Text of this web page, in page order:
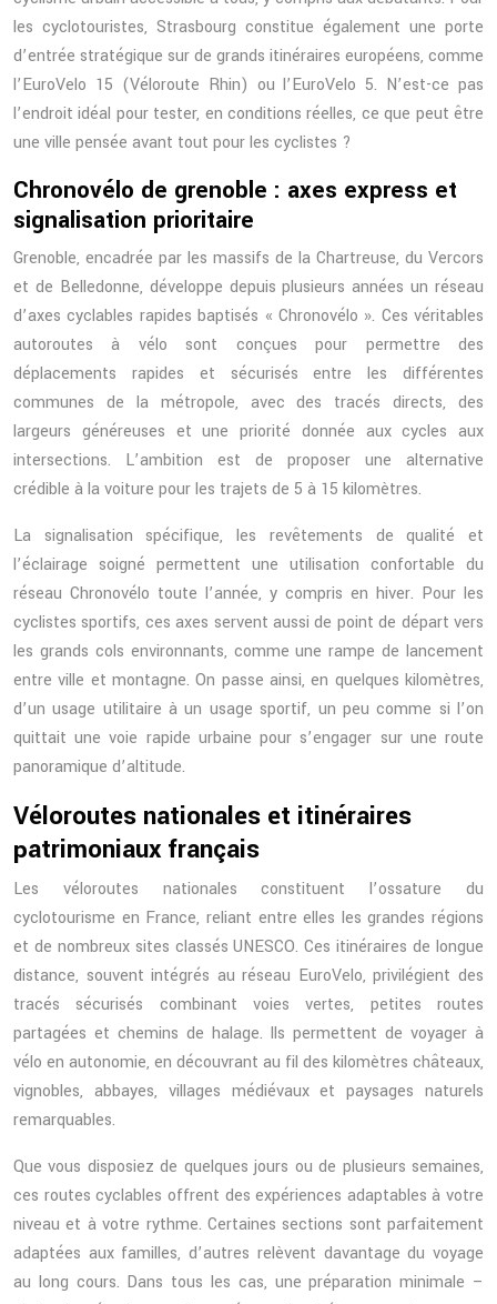
les cyclotouristes, Strasbourg constitue également une porte
d’entrée stratégique sur de grands itinéraires européens, comme
l’EuroVelo 15 (Véloroute Rhin) ou l’EuroVelo 5. N’est-ce pas
l’endroit idéal pour tester, en conditions réelles, ce que peut être
une ville pensée avant tout pour les cyclistes ?
Chronovélo de grenoble : axes express et
signalisation prioritaire
Grenoble, encadrée par les massifs de la Chartreuse, du Vercors
et de Belledonne, développe depuis plusieurs années un réseau
d’axes cyclables rapides baptisés « Chronovélo ». Ces véritables
autoroutes à vélo sont conçues pour permettre des
déplacements rapides et sécurisés entre les différentes
communes de la métropole, avec des tracés directs, des
largeurs généreuses et une priorité donnée aux cycles aux
intersections. L’ambition est de proposer une alternative
crédible à la voiture pour les trajets de 5 à 15 kilomètres.
La signalisation spécifique, les revêtements de qualité et
l’éclairage soigné permettent une utilisation confortable du
réseau Chronovélo toute l’année, y compris en hiver. Pour les
cyclistes sportifs, ces axes servent aussi de point de départ vers
les grands cols environnants, comme une rampe de lancement
entre ville et montagne. On passe ainsi, en quelques kilomètres,
d’un usage utilitaire à un usage sportif, un peu comme si l’on
quittait une voie rapide urbaine pour s’engager sur une route
panoramique d’altitude.
Véloroutes nationales et itinéraires
patrimoniaux français
Les véloroutes nationales constituent l’ossature du
cyclotourisme en France, reliant entre elles les grandes régions
et de nombreux sites classés UNESCO. Ces itinéraires de longue
distance, souvent intégrés au réseau EuroVelo, privilégient des
tracés sécurisés combinant voies vertes, petites routes
partagées et chemins de halage. Ils permettent de voyager à
vélo en autonomie, en découvrant au fil des kilomètres châteaux,
vignobles, abbayes, villages médiévaux et paysages naturels
remarquables.
Que vous disposiez de quelques jours ou de plusieurs semaines,
ces routes cyclables offrent des expériences adaptables à votre
niveau et à votre rythme. Certaines sections sont parfaitement
adaptées aux familles, d’autres relèvent davantage du voyage
au long cours. Dans tous les cas, une préparation minimale –